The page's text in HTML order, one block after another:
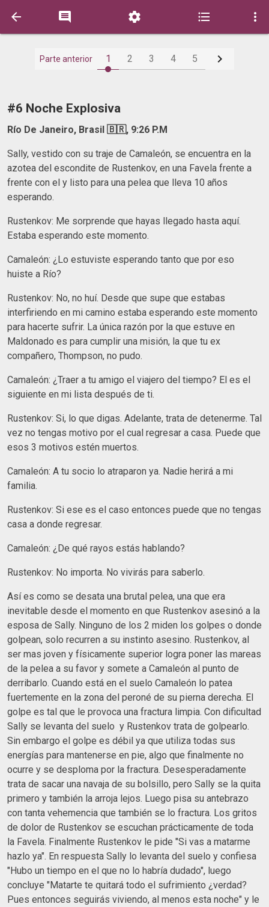
    
Parte anterior 1 2 3 4 5 
#6 Noche Explosiva
Río De Janeiro, Brasil 🇧🇷, 9:26 P.M
Sally, vestido con su traje de Camaleón, se encuentra en la
azotea del escondite de Rustenkov, en una Favela frente a
frente con el y listo para una pelea que lleva 10 años
esperando.
Rustenkov: Me sorprende que hayas llegado hasta aquí.
Estaba esperando este momento.
Camaleón: ¿Lo estuviste esperando tanto que por eso
huiste a Río?
Rustenkov: No, no huí. Desde que supe que estabas
interfiriendo en mi camino estaba esperando este momento
para hacerte sufrir. La única razón por la que estuve en
Maldonado es para cumplir una misión, la que tu ex
compañero, Thompson, no pudo.
Camaleón: ¿Traer a tu amigo el viajero del tiempo? El es el
siguiente en mi lista después de ti.
Rustenkov: Si, lo que digas. Adelante, trata de detenerme. Tal
vez no tengas motivo por el cual regresar a casa. Puede que
esos 3 motivos estén muertos.
Camaleón: A tu socio lo atraparon ya. Nadie herirá a mi
familia.
Rustenkov: Si ese es el caso entonces puede que no tengas
casa a donde regresar.
Camaleón: ¿De qué rayos estás hablando?
Rustenkov: No importa. No vivirás para saberlo.
Así es como se desata una brutal pelea, una que era
inevitable desde el momento en que Rustenkov asesinó a la
esposa de Sally. Ninguno de los 2 miden los golpes o donde
golpean, solo recurren a su instinto asesino. Rustenkov, al
ser mas joven y físicamente superior logra poner las mareas
de la pelea a su favor y somete a Camaleón al punto de
derribarlo. Cuando está en el suelo Camaleón lo patea
fuertemente en la zona del peroné de su pierna derecha. El
golpe es tal que le provoca una fractura limpia. Con dificultad
Sally se levanta del suelo y Rustenkov trata de golpearlo.
Sin embargo el golpe es débil ya que utiliza todas sus
energías para mantenerse en pie, algo que finalmente no
ocurre y se desploma por la fractura. Desesperadamente
trata de sacar una navaja de su bolsillo, pero Sally se la quita
primero y también la arroja lejos. Luego pisa su antebrazo
con tanta vehemencia que también se lo fractura. Los gritos
de dolor de Rustenkov se escuchan prácticamente de toda
la Favela. Finalmente Rustenkov le pide "Si vas a matarme
hazlo ya". En respuesta Sally lo levanta del suelo y confiesa
"Hubo un tiempo en el que no lo habría dudado", luego
concluye "Matarte te quitará todo el sufrimiento ¿verdad?
Pues entonces seguirás viviendo, al menos esta noche" y le